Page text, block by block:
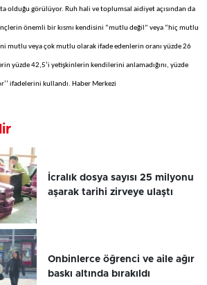
olduğu görülüyor. Ruh hali ve toplumsal aidiyet açısından da
önemli bir kısmı kendisini “mutlu değil” veya “hiç mutlu
mutlu veya çok mutlu olarak ifade edenlerin oranı yüzde 26
yüzde 42,5’i yetişkinlerin kendilerini anlamadığını, yüzde
ifadelerini kullandı. Haber Merkezi
İcralık dosya sayısı 25 milyonu
aşarak tarihi zirveye ulaştı
Onbinlerce öğrenci ve aile ağır
baskı altında bırakıldı